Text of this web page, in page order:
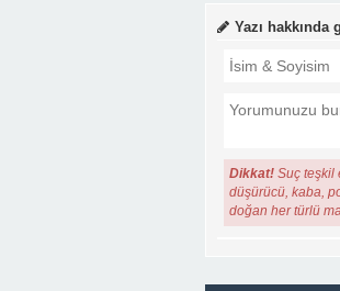
Yazı
Dikkat! Suç teşkil
düşürücü, kaba,
doğan her türlü